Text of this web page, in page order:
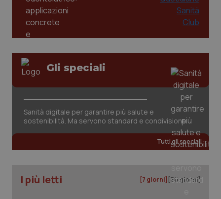
Gli speciali
Sanità digitale per garantire più salute e
sostenibilità. Ma servono standard e condivisione
Tutti gli speciali
I più letti [7 giorni] [30 giorni]
tracking-enable
tracking-sites-ironfish-
session-id
www.quotidianosanita.it